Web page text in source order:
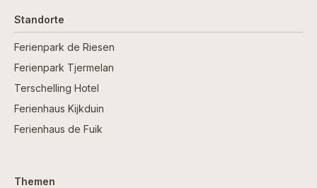
Standorte
Ferienpark de Riesen
Ferienpark Tjermelan
Terschelling Hotel
Ferienhaus Kijkduin
Ferienhaus de Fuik
Themen